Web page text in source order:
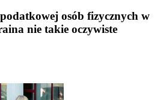
osób fizycznych w
nie takie oczywiste